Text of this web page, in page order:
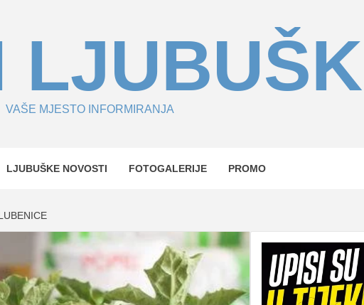
VAŠE MJESTO INFORMIRANJA
LJUBUŠKE NOVOSTI FOTOGALERIJE PROMO